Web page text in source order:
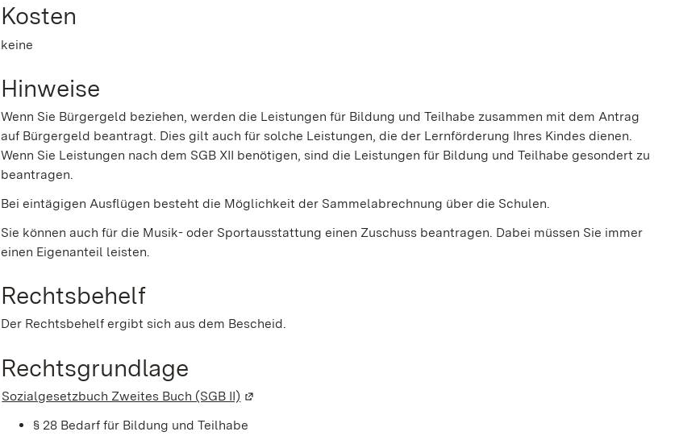
Kosten
keine
Hinweise
Wenn Sie Bürgergeld beziehen, werden die Leistungen für Bildung und Teilhabe zusammen mit dem Antrag
auf Bürgergeld beantragt. Dies gilt auch für solche Leistungen, die der Lernförderung Ihres Kindes dienen.
Wenn Sie Leistungen nach dem SGB XII benötigen, sind die Leistungen für Bildung und Teilhabe gesondert zu
beantragen.
Bei eintägigen Ausflügen besteht die Möglichkeit der Sammelabrechnung über die Schulen.
Sie können auch für die Musik- oder Sportausstattung einen Zuschuss beantragen. Dabei müssen Sie immer
einen Eigenanteil leisten.
Rechtsbehelf
Der Rechtsbehelf ergibt sich aus dem Bescheid.
Rechtsgrundlage
Sozialgesetzbuch Zweites Buch (SGB II) (Wird in einem neuen Fenster geöffnet)
§ 28 Bedarf für Bildung und Teilhabe